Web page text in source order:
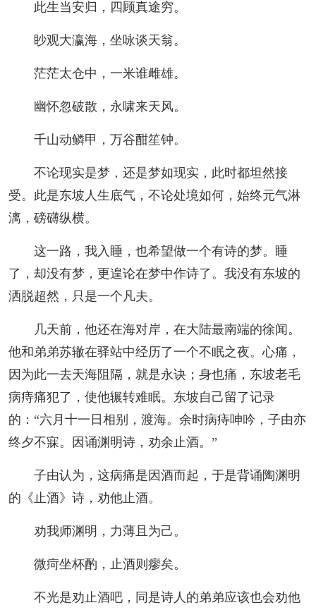
此生当安归，四顾真途穷。
眇观大瀛海，坐咏谈天翁。
茫茫太仓中，一米谁雌雄。
幽怀忽破散，永啸来天风。
千山动鳞甲，万谷酣笙钟。
不论现实是梦，还是梦如现实，此时都坦然接
受。此是东坡人生底气，不论处境如何，始终元气淋
漓，磅礴纵横。
这一路，我入睡，也希望做一个有诗的梦。睡
了，却没有梦，更遑论在梦中作诗了。我没有东坡的
洒脱超然，只是一个凡夫。
几天前，他还在海对岸，在大陆最南端的徐闻。
他和弟弟苏辙在驿站中经历了一个不眠之夜。心痛，
因为此一去天海阻隔，就是永诀；身也痛，东坡老毛
病痔痛犯了，使他辗转难眠。东坡自己留了记录
的：“六月十一日相别，渡海。余时病痔呻吟，子由亦
终夕不寐。因诵渊明诗，劝余止酒。”
子由认为，这病痛是因酒而起，于是背诵陶渊明
的《止酒》诗，劝他止酒。
劝我师渊明，力薄且为己。
微疴坐杯酌，止酒则瘳矣。
不光是劝止酒吧，同是诗人的弟弟应该也会劝他